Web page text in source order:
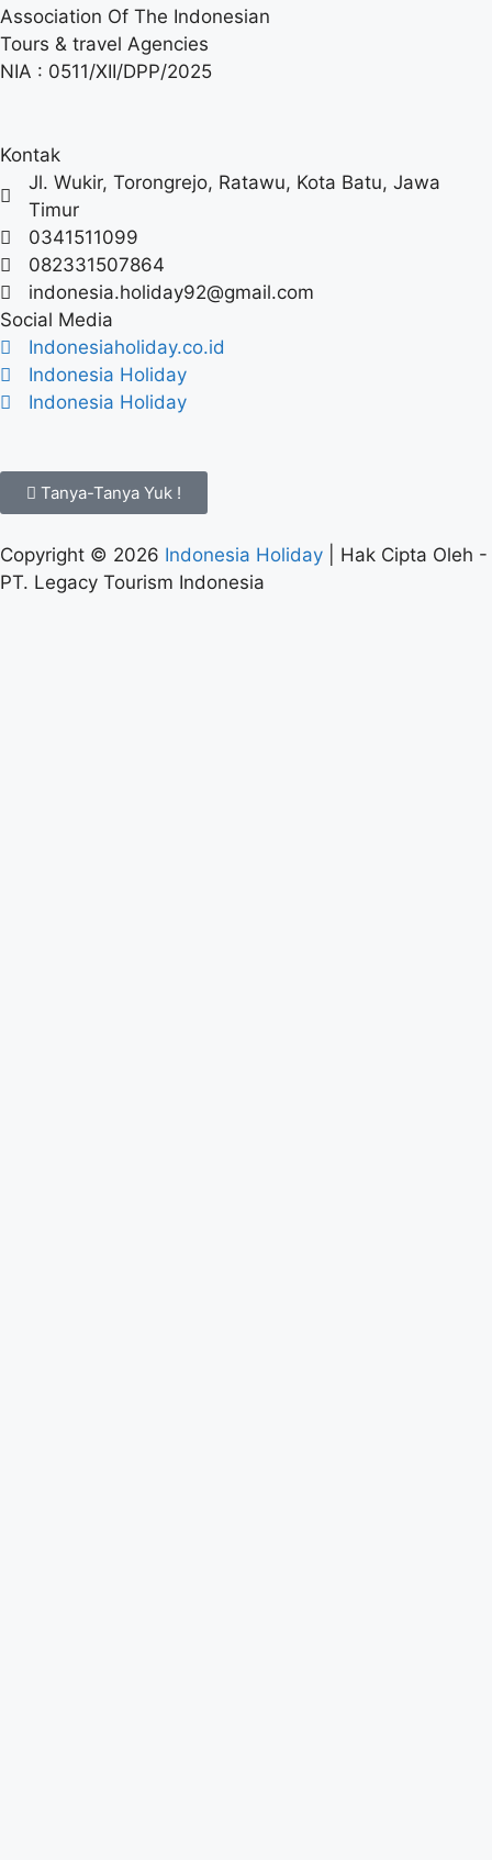
Association Of The Indonesian
Tours & travel Agencies
NIA : 0511/XII/DPP/2025
Kontak
Jl. Wukir, Torongrejo, Ratawu, Kota Batu, Jawa
Timur
0341511099
082331507864
indonesia.holiday92@gmail.com
Social Media
Indonesiaholiday.co.id
Indonesia Holiday
Indonesia Holiday
Tanya-Tanya Yuk !
Copyright © 2026 Indonesia Holiday | Hak Cipta Oleh -
PT. Legacy Tourism Indonesia